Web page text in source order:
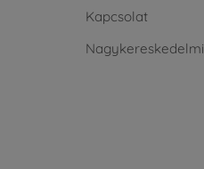
Kapcsolat
Nagykereskedelmi